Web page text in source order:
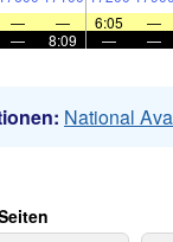
— — 6:05 —
— 8:09 — —
National